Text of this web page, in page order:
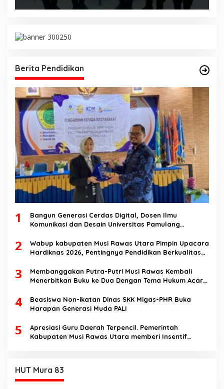
Berita Pendidikan
1
Bangun Generasi Cerdas Digital, Dosen Ilmu
Komunikasi dan Desain Universitas Pamulang
Speech di SMK Ikhlas Jawilan
2
Wabup kabupaten Musi Rawas Utara Pimpin Upacara
Hardiknas 2026, Pentingnya Pendidikan Berkualitas
3
Membanggakan Putra-Putri Musi Rawas Kembali
Menerbitkan Buku ke Dua Dengan Tema Hukum Acara
4
Beasiswa Non-ikatan Dinas SKK Migas-PHR Buka
Harapan Generasi Muda PALI
5
Apresiasi Guru Daerah Terpencil. Pemerintah
Kabupaten Musi Rawas Utara memberi Insentif
HUT Mura 83